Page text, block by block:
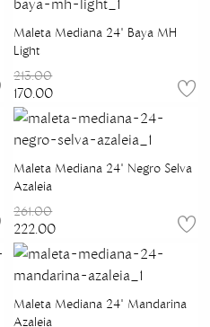
Maleta Mediana 24" Baya MH
Light
213.00
170.00
Maleta Mediana 24" Negro Selva
Azaleia
261.00
222.00
Maleta Mediana 24" Mandarina
Azaleia